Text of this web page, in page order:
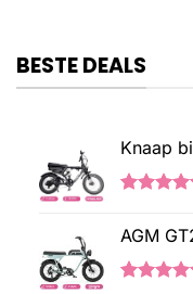
BESTE DEALS
Knaap
gebaseerd
op
AGM